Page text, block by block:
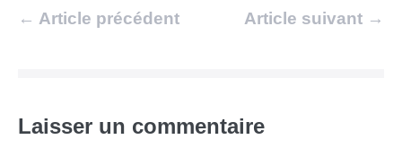
Navigation
← Article précédent Article suivant →
Laisser un commentaire